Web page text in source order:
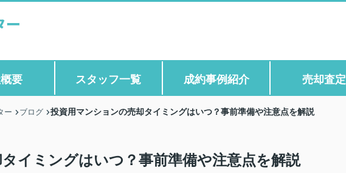
要 スタッフ一覧 成約事例紹介 売却査定
ー ブログ 投資用マンションの売却タイミングはいつ？事前準備や注意点を解説
イミングはいつ？事前準備や注意点を解説